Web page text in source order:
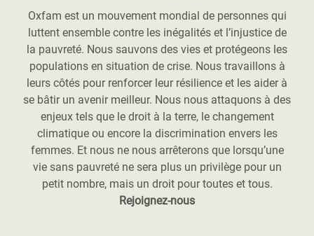
Oxfam est un mouvement mondial de personnes qui
luttent ensemble contre les inégalités et l’injustice de
la pauvreté. Nous sauvons des vies et protégeons les
populations en situation de crise. Nous travaillons à
leurs côtés pour renforcer leur résilience et les aider à
se bâtir un avenir meilleur. Nous nous attaquons à des
enjeux tels que le droit à la terre, le changement
climatique ou encore la discrimination envers les
femmes. Et nous ne nous arrêterons que lorsqu’une
vie sans pauvreté ne sera plus un privilège pour un
petit nombre, mais un droit pour toutes et tous.
Rejoignez-nous